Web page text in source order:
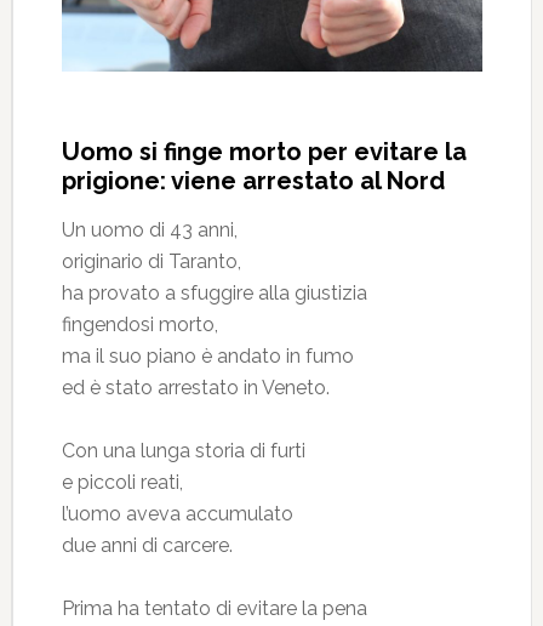
Uomo si finge morto per evitare la
prigione: viene arrestato al Nord
Un uomo di 43 anni,
originario di Taranto,
ha provato a sfuggire alla giustizia
fingendosi morto,
ma il suo piano è andato in fumo
ed è stato arrestato in Veneto.
Con una lunga storia di furti
e piccoli reati,
l’uomo aveva accumulato
due anni di carcere.
Prima ha tentato di evitare la pena